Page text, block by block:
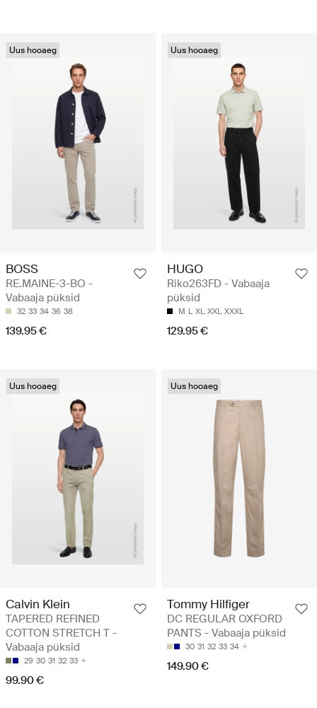
Uus hooaeg
BOSS
RE.MAINE-3-BO -
Vabaaja püksid
32 33 34 36 38
139.95 €
Uus hooaeg
HUGO
Riko263FD - Vabaaja
püksid
M L XL XXL XXXL
129.95 €
Uus hooaeg
Calvin Klein
TAPERED REFINED
COTTON STRETCH T -
Vabaaja püksid
29 30 31 32 33
99.90 €
Uus hooaeg
Tommy Hilfiger
DC REGULAR OXFORD
PANTS - Vabaaja püksid
30 31 32 33 34
149.90 €